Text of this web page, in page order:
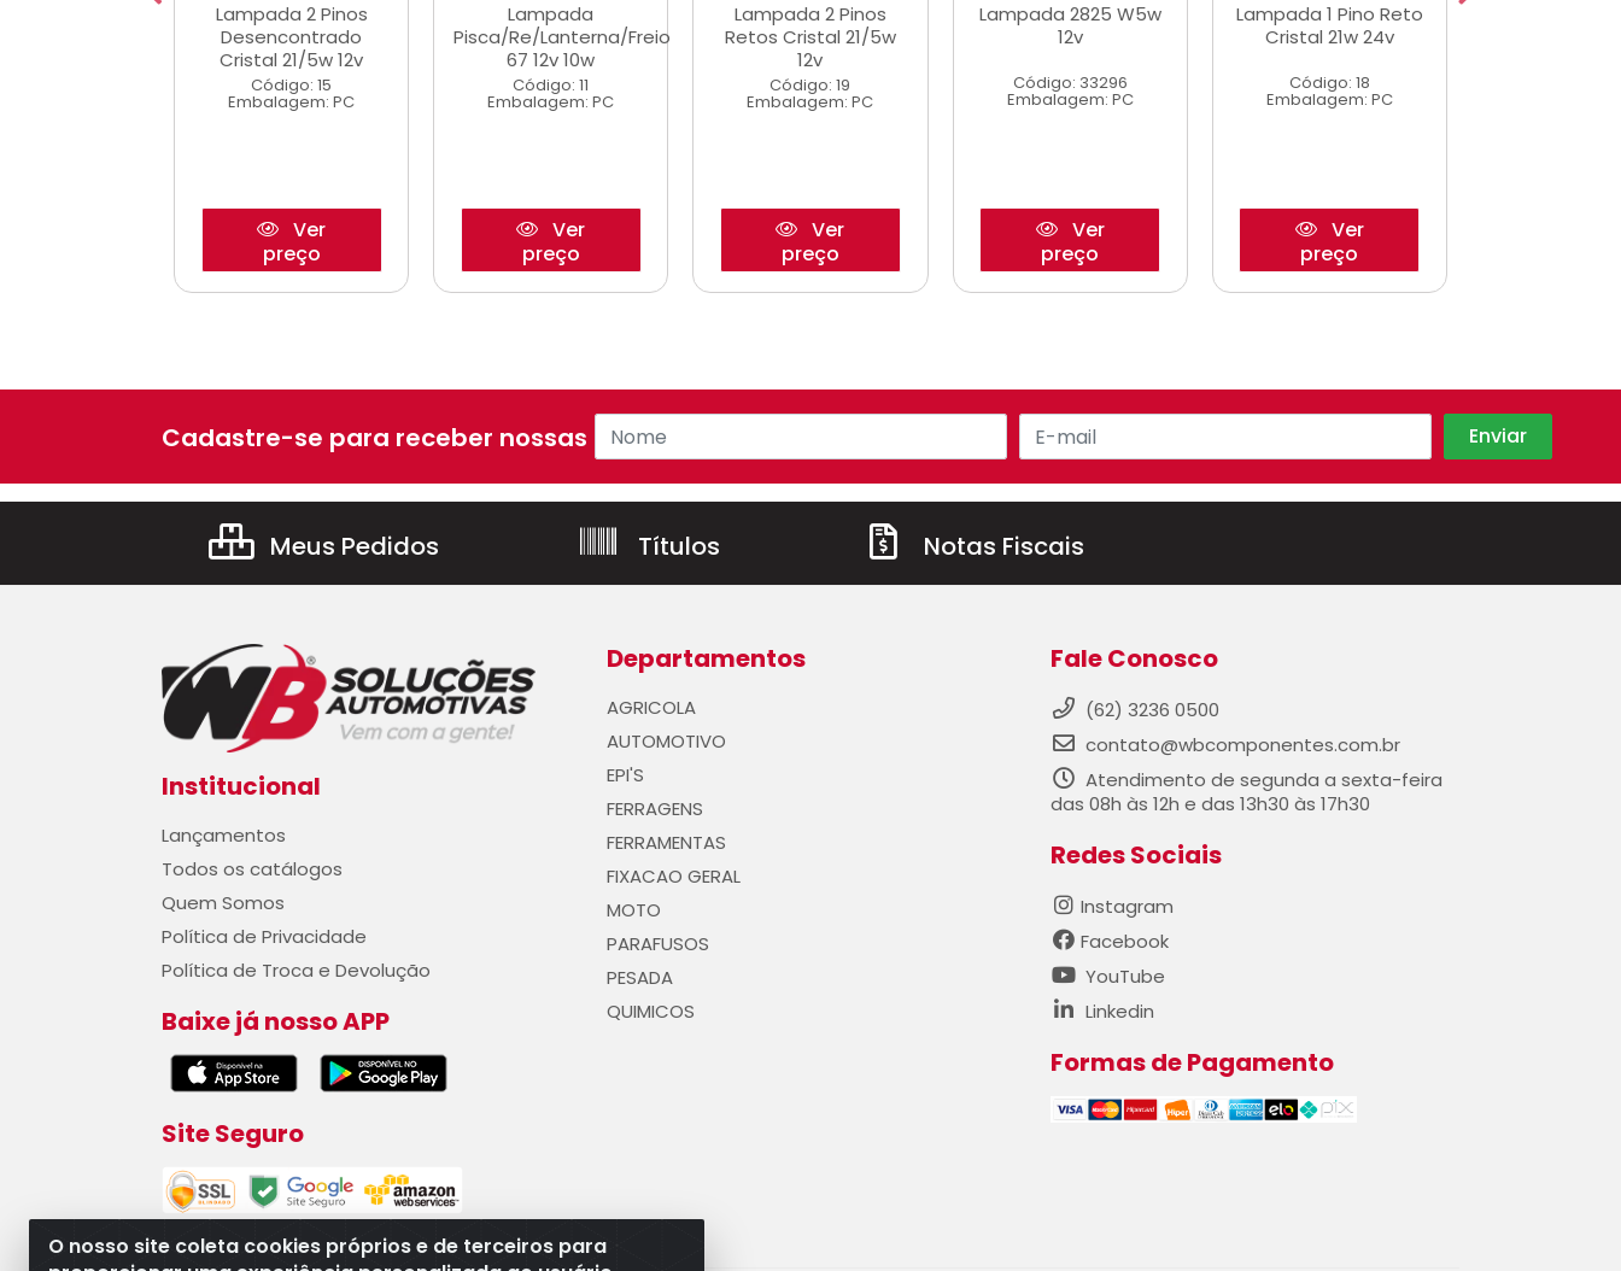
Lampada 2 Pinos
Desencontrado
Cristal 21/5w 12v
Código: 15
Embalagem: PC
Ver
preço
Lampada
Pisca/Re/Lanterna/Freio
67 12v 10w
Código: 11
Embalagem: PC
Ver
preço
Lampada 2 Pinos
Retos Cristal 21/5w
12v
Código: 19
Embalagem: PC
Ver
preço
Lampada 2825 W5w
12v
Código: 33296
Embalagem: PC
Ver
preço
Lampada 1 Pino Reto
Cristal 21w 24v
Código: 18
Embalagem: PC
Ver
preço
O nosso site coleta cookies próprios e de terceiros para
Cadastre-se para receber nossas ofertas!
Meus Pedidos Títulos Notas Fiscais
Institucional
Lançamentos
Todos os catálogos
Quem Somos
Política de Privacidade
Política de Troca e Devolução
Baixe já nosso APP
Site Seguro
Departamentos
AGRICOLA
AUTOMOTIVO
EPI'S
FERRAGENS
FERRAMENTAS
FIXACAO GERAL
MOTO
PARAFUSOS
PESADA
QUIMICOS
Fale Conosco
(62) 3236 0500
contato@wbcomponentes.com.br
Atendimento de segunda a sexta-feira
das 08h às 12h e das 13h30 às 17h30
Redes Sociais
Instagram
Facebook
YouTube
Linkedin
Formas de Pagamento